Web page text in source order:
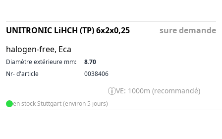
UNITRONIC LiHCH (TP) 6x2x0,25
halogen-free, Eca
sure demande
Diamètre extérieure mm:
8.70
Nr- d'article
0038406
VE: 1000m (recommandé)
en stock Stuttgart (environ 5 jours)